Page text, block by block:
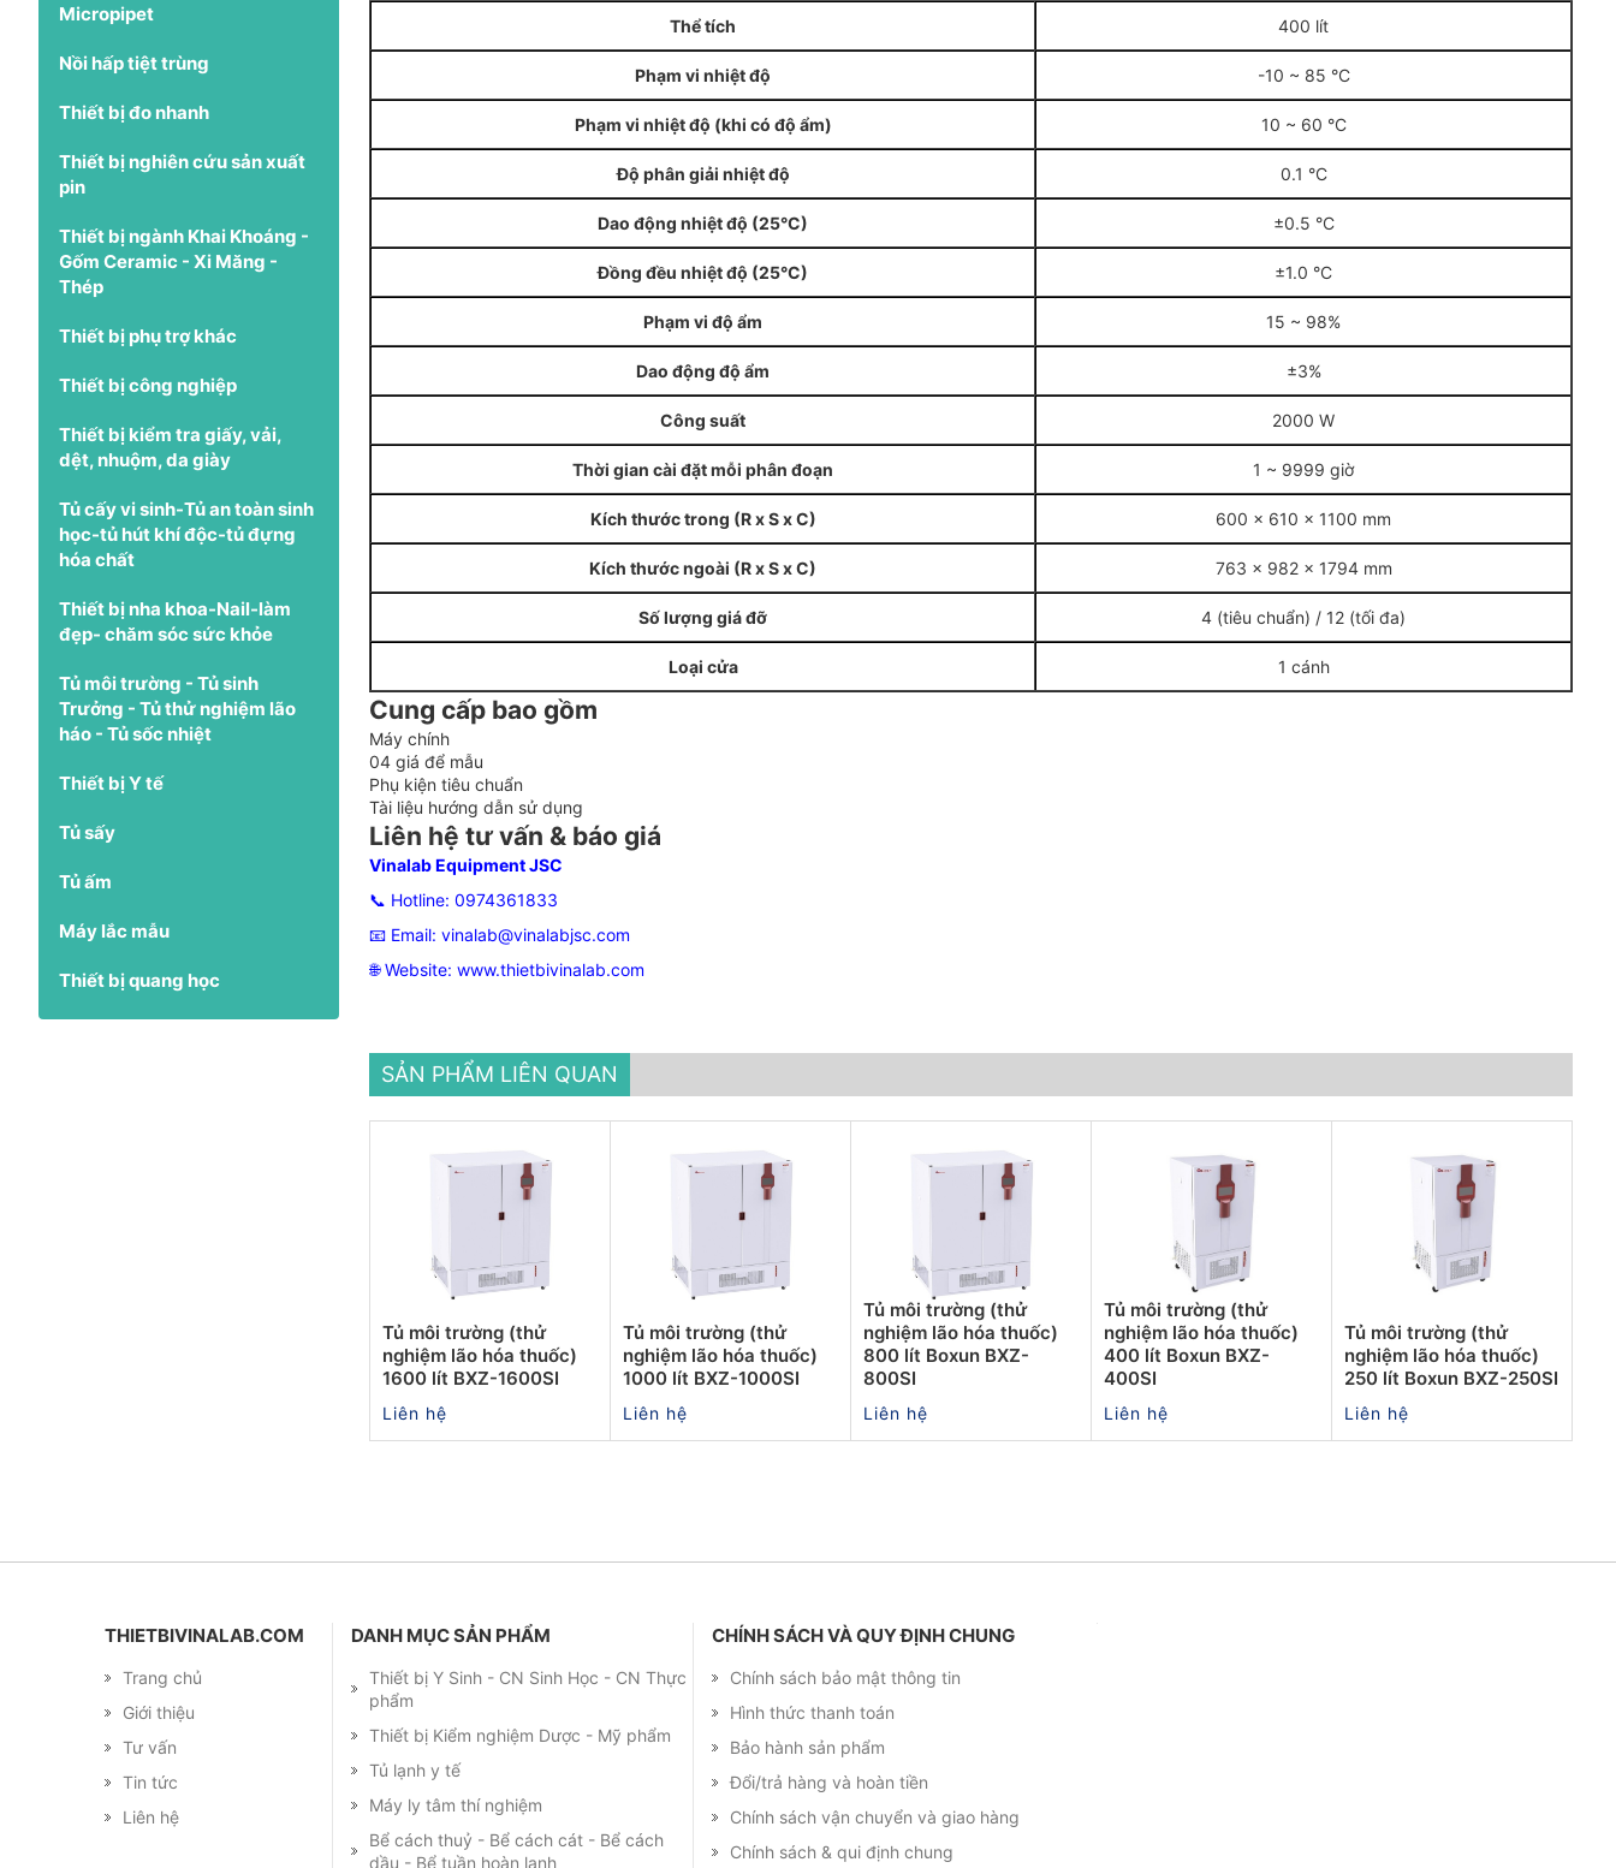
Micropipet
Nồi hấp tiệt trùng
Thiết bị đo nhanh
Thiết bị nghiên cứu sản xuất
pin
Thiết bị ngành Khai Khoáng -
Gốm Ceramic - Xi Măng -
Thép
Thiết bị phụ trợ khác
Thiết bị công nghiệp
Thiết bị kiểm tra giấy, vải,
dệt, nhuộm, da giày
Tủ cấy vi sinh-Tủ an toàn sinh
học-tủ hút khí độc-tủ đựng
hóa chất
Thiết bị nha khoa-Nail-làm
đẹp- chăm sóc sức khỏe
Tủ môi trường - Tủ sinh
Trưởng - Tủ thử nghiệm lão
háo - Tủ sốc nhiệt
Thiết bị Y tế
Tủ sấy
Tủ ấm
Máy lắc mẫu
Thiết bị quang học
Thể tích 400 lít
Phạm vi nhiệt độ -10 ~ 85 °C
Phạm vi nhiệt độ (khi có độ ẩm) 10 ~ 60 °C
Độ phân giải nhiệt độ 0.1 °C
Dao động nhiệt độ (25°C) ±0.5 °C
Đồng đều nhiệt độ (25°C) ±1.0 °C
Phạm vi độ ẩm 15 ~ 98%
Dao động độ ẩm ±3%
Công suất 2000 W
Thời gian cài đặt mỗi phân đoạn 1 ~ 9999 giờ
Kích thước trong (R x S x C) 600 x 610 x 1100 mm
Kích thước ngoài (R x S x C) 763 x 982 x 1794 mm
Số lượng giá đỡ 4 (tiêu chuẩn) / 12 (tối đa)
Loại cửa 1 cánh
Cung cấp bao gồm
Máy chính
04 giá để mẫu
Phụ kiện tiêu chuẩn
Tài liệu hướng dẫn sử dụng
Liên hệ tư vấn & báo giá
Vinalab Equipment JSC
📞 Hotline: 0974361833
📧 Email: vinalab@vinalabjsc.com
🌐 Website: www.thietbivinalab.com
SẢN PHẨM LIÊN QUAN
Tủ môi trường (thử
nghiệm lão hóa thuốc)
1600 lít BXZ-1600SI
Liên hệ
Tủ môi trường (thử
nghiệm lão hóa thuốc)
1000 lít BXZ-1000SI
Liên hệ
Tủ môi trường (thử
nghiệm lão hóa thuốc)
800 lít Boxun BXZ-
800SI
Liên hệ
Tủ môi trường (thử
nghiệm lão hóa thuốc)
400 lít Boxun BXZ-
400SI
Liên hệ
Tủ môi trường (thử
nghiệm lão hóa thuốc)
250 lít Boxun BXZ-250SI
Liên hệ
THIETBIVINALAB.COM
Trang chủ
Giới thiệu
Tư vấn
Tin tức
Liên hệ
DANH MỤC SẢN PHẨM
Thiết bị Y Sinh - CN Sinh Học - CN Thực
phẩm
Thiết bị Kiểm nghiệm Dược - Mỹ phẩm
Tủ lạnh y tế
Máy ly tâm thí nghiệm
Bể cách thuỷ - Bể cách cát - Bể cách
dầu - Bể tuần hoàn lạnh
CHÍNH SÁCH VÀ QUY ĐỊNH CHUNG
Chính sách bảo mật thông tin
Hình thức thanh toán
Bảo hành sản phẩm
Đổi/trả hàng và hoàn tiền
Chính sách vận chuyển và giao hàng
Chính sách & qui định chung